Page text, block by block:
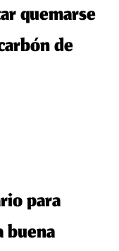
quemarse
de
para
buena